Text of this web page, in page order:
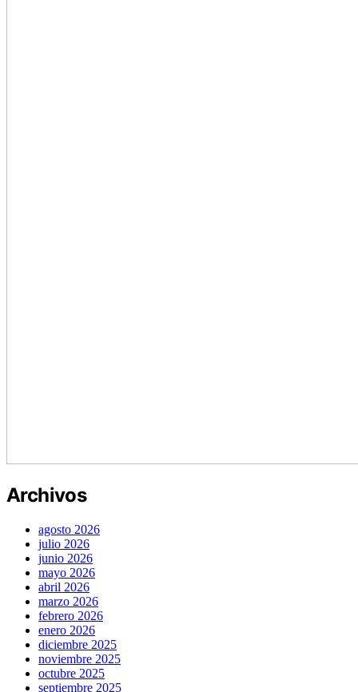
Archivos
agosto 2026
julio 2026
junio 2026
mayo 2026
abril 2026
marzo 2026
febrero 2026
enero 2026
diciembre 2025
noviembre 2025
octubre 2025
septiembre 2025